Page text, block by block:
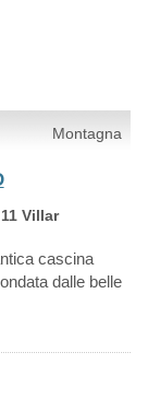
Montagna
Villar
cascina
dalle belle